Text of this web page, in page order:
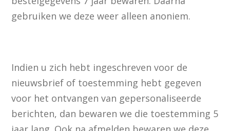
gebruiken we deze weer alleen anoniem.
Indien u zich hebt ingeschreven voor de
nieuwsbrief of toestemming hebt gegeven
voor het ontvangen van gepersonaliseerde
berichten, dan bewaren we die toestemming 5